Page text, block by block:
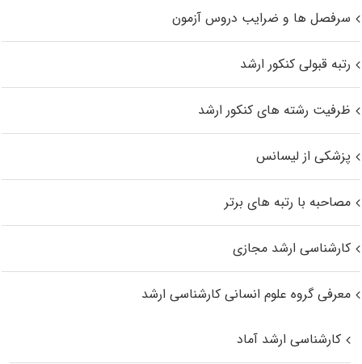
سرفصل ها و ضرایب دروس آزمون
رتبه قبولی کنکور ارشد
ظرفیت رشته های کنکور ارشد
پزشکی از لیسانس
مصاحبه با رتبه های برتر
کارشناسی ارشد مجازی
معرفی گروه علوم انسانی کارشناسی ارشد
کارشناسی ارشد آماد